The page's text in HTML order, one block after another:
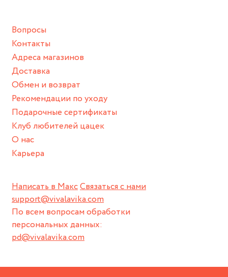
Написать в МаксСвязаться с нами
support@vivalavika.com
По всем вопросам обработки
персональных данных:
pd@vivalavika.com
Вопросы
Контакты
Адреса магазинов
Доставка
Обмен и возврат
Рекомендации по уходу
Подарочные сертификаты
Клуб любителей цацек
О нас
Карьера